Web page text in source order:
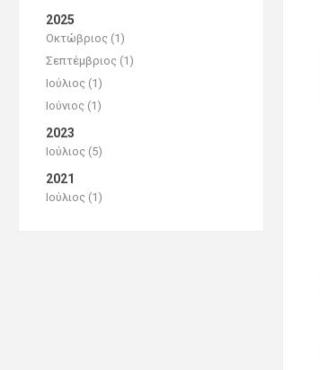
2025
Οκτώβριος (1)
Σεπτέμβριος (1)
Ιούλιος (1)
Ιούνιος (1)
2023
Ιούλιος (5)
2021
Ιούλιος (1)